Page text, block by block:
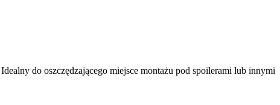
do oszczędzającego miejsce montażu pod spoilerami lub innymi